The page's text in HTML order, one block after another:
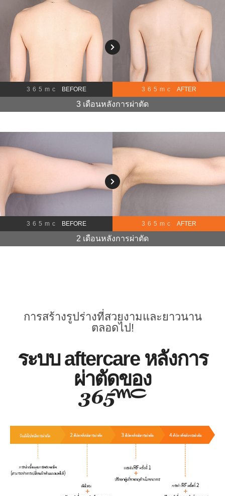
365mc BEFORE 365mc AFTER
3 เดือนหลังการผ่าตัด
365mc BEFORE 365mc AFTER
2 เดือนหลังการผ่าตัด
การสร้างรูปร่างที่สวยงามและยาวนาน
ตลอดไป!
ระบบ aftercare หลังการ
ผ่าตัดของ